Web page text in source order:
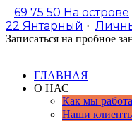
69 75 50 На острове
22 Янтарный ·
Записаться на пробное
ГЛАВНАЯ
О НАС
Как мы
Наши